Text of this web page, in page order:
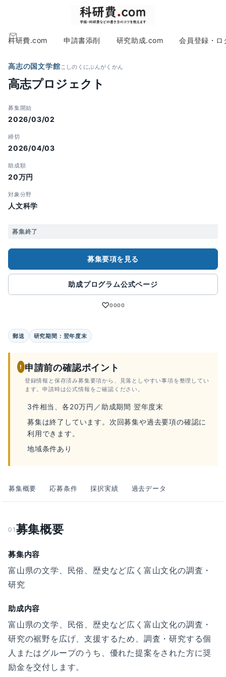
科研費.com 申請書添削 研究助成.com 会員登録・ロ
高志の国文学館こしのくにぶんがくかん
高志プロジェクト
募集開始
2026/03/02
締切
2026/04/03
助成額
20万円
対象分野
人文科学
募集終了
募集要項を見る
助成プログラム公式ページ
♡0000
郵送 研究期間：翌年度末
! 申請前の確認ポイント
登録情報と保存済み募集要項から、見落としやすい事項を整理してい
ます。申請時は公式情報をご確認ください。
3件相当、各20万円／助成期間 翌年度末
募集は終了しています。次回募集や過去要項の確認に
利用できます。
地域条件あり
募集概要 応募条件 採択実績 過去データ
01 募集概要
募集内容
富山県の文学、民俗、歴史など広く富山文化の調査・
研究
助成内容
富山県の文学、民俗、歴史など広く富山文化の調査・
研究の裾野を広げ、支援するため、調査・研究する個
人またはグループのうち、優れた提案をされた方に奨
励金を交付します。